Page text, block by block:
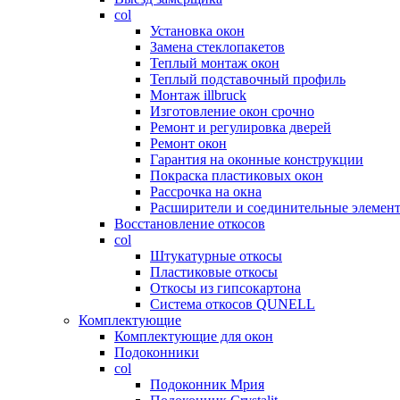
col
Установка окон
Замена стеклопакетов
Теплый монтаж окон
Теплый подставочный профиль
Монтаж illbruck
Изготовление окон срочно
Ремонт и регулировка дверей
Ремонт окон
Гарантия на оконные конструкции
Покраска пластиковых окон
Рассрочка на окна
Расширители и соединительные
Восстановление откосов
col
Штукатурные откосы
Пластиковые откосы
Откосы из гипсокартона
Система откосов QUNELL
Комплектующие
Комплектующие для окон
Подоконники
col
Подоконник Мрия